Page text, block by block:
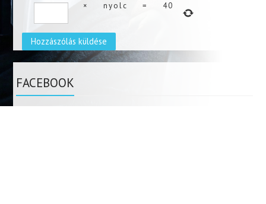
× nyolc = 40
FACEBOOK